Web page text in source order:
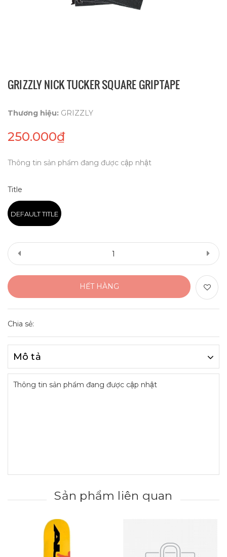
GRIZZLY NICK TUCKER SQUARE GRIPTAPE
Thương hiệu: GRIZZLY
250.000₫
Thông tin sản phẩm đang được cập nhật
Title
DEFAULT TITLE
HẾT HÀNG
Chia sẻ:
Mô tả
Thông tin sản phẩm đang được cập nhật
Sản phẩm liên quan